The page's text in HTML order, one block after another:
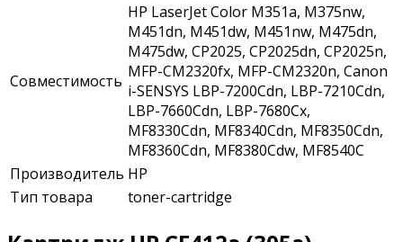
Совместимость
HP LaserJet Color M351a, M375nw,
M451dn, M451dw, M451nw, M475dn,
M475dw, CP2025, CP2025dn, CP2025n,
MFP-CM2320fx, MFP-CM2320n, Canon
i-SENSYS LBP-7200Cdn, LBP-7210Cdn,
LBP-7660Cdn, LBP-7680Cx,
MF8330Cdn, MF8340Cdn, MF8350Cdn,
MF8360Cdn, MF8380Cdw, MF8540C
Производитель HP
Тип товара
toner-cartridge